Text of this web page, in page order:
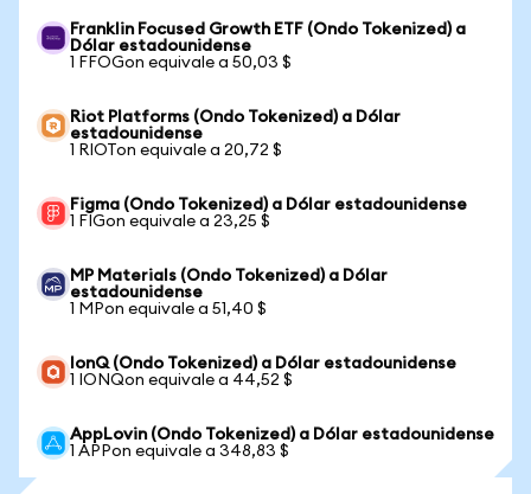
Franklin Focused Growth ETF (Ondo Tokenized) a
Dólar estadounidense
1 FFOGon equivale a 50,03 $
Riot Platforms (Ondo Tokenized) a Dólar
estadounidense
1 RIOTon equivale a 20,72 $
Figma (Ondo Tokenized) a Dólar estadounidense
1 FIGon equivale a 23,25 $
MP Materials (Ondo Tokenized) a Dólar
estadounidense
1 MPon equivale a 51,40 $
IonQ (Ondo Tokenized) a Dólar estadounidense
1 IONQon equivale a 44,52 $
AppLovin (Ondo Tokenized) a Dólar estadounidense
1 APPon equivale a 348,83 $